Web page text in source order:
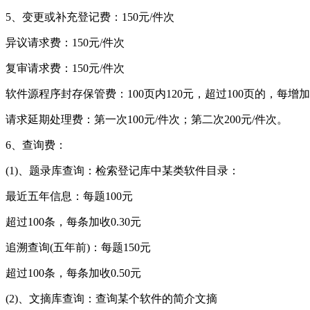
5、变更或补充登记费：150元/件次
异议请求费：150元/件次
复审请求费：150元/件次
软件源程序封存保管费：100页内120元，超过100页的，每增加
请求延期处理费：第一次100元/件次；第二次200元/件次。
6、查询费：
(1)、题录库查询：检索登记库中某类软件目录：
最近五年信息：每题100元
超过100条，每条加收0.30元
追溯查询(五年前)：每题150元
超过100条，每条加收0.50元
(2)、文摘库查询：查询某个软件的简介文摘